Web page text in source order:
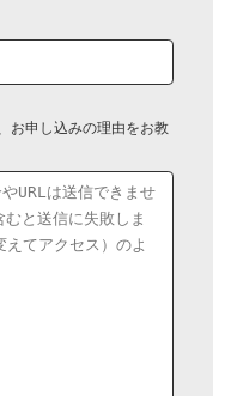
お申し込みの理由をお教